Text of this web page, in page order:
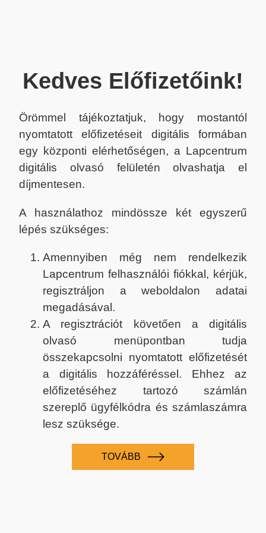
Kedves Előfizetőink!
Örömmel tájékoztatjuk, hogy mostantól
nyomtatott előfizetéseit digitális formában
egy központi elérhetőségen, a Lapcentrum
digitális olvasó felületén olvashatja el
díjmentesen.
A használathoz mindössze két egyszerű
lépés szükséges:
Amennyiben még nem rendelkezik
Lapcentrum felhasználói fiókkal, kérjük,
regisztráljon a weboldalon adatai
megadásával.
A regisztrációt követően a digitális
olvasó menüpontban tudja
összekapcsolni nyomtatott előfizetését
a digitális hozzáféréssel. Ehhez az
előfizetéséhez tartozó számlán
szereplő ügyfélkódra és számlaszámra
lesz szüksége.
TOVÁBB